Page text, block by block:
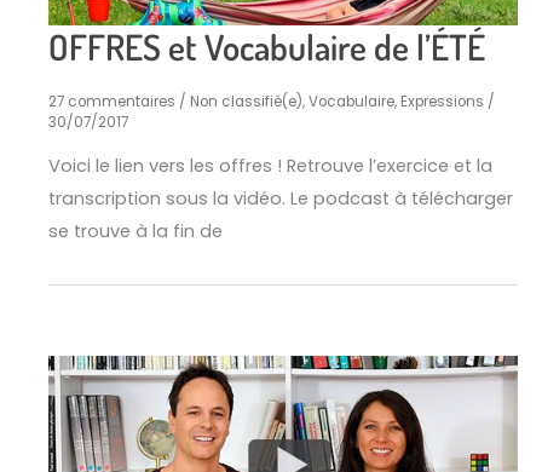
OFFRES et Vocabulaire de l’ÉTÉ
27 commentaires / Non classifié(e),Vocabulaire, Expressions /
30/07/2017
Voici le lien vers les offres ! Retrouve l’exercice et la
transcription sous la vidéo. Le podcast à télécharger
se trouve à la fin de